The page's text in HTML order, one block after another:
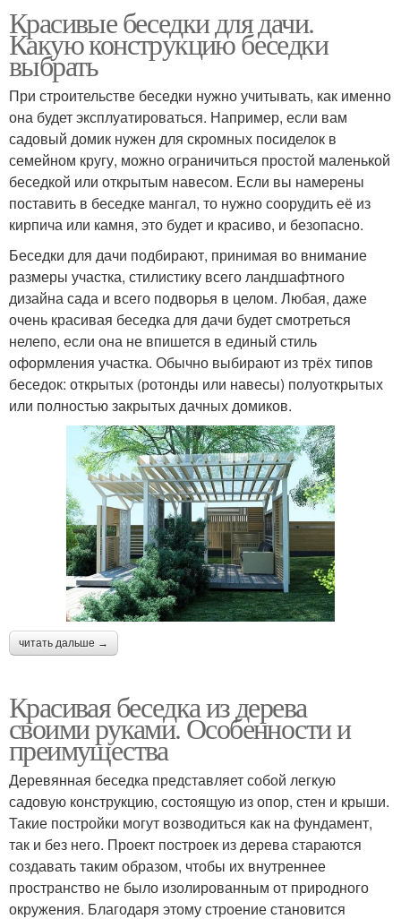
Красивые беседки для дачи.
Какую конструкцию беседки
выбрать
При строительстве беседки нужно учитывать, как именно
она будет эксплуатироваться. Например, если вам
садовый домик нужен для скромных посиделок в
семейном кругу, можно ограничиться простой маленькой
беседкой или открытым навесом. Если вы намерены
поставить в беседке мангал, то нужно соорудить её из
кирпича или камня, это будет и красиво, и безопасно.
Беседки для дачи подбирают, принимая во внимание
размеры участка, стилистику всего ландшафтного
дизайна сада и всего подворья в целом. Любая, даже
очень красивая беседка для дачи будет смотреться
нелепо, если она не впишется в единый стиль
оформления участка. Обычно выбирают из трёх типов
беседок: открытых (ротонды или навесы) полуоткрытых
или полностью закрытых дачных домиков.
читать дальше →
Красивая беседка из дерева
своими руками. Особенности и
преимущества
Деревянная беседка представляет собой легкую
садовую конструкцию, состоящую из опор, стен и крыши.
Такие постройки могут возводиться как на фундамент,
так и без него. Проект построек из дерева стараются
создавать таким образом, чтобы их внутреннее
пространство не было изолированным от природного
окружения. Благодаря этому строение становится